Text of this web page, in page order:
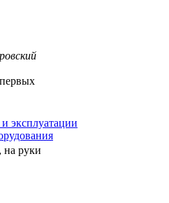
эксплуатации
на руки